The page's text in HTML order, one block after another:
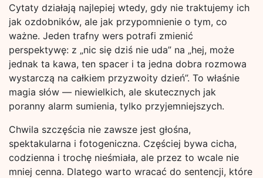
Cytaty działają najlepiej wtedy, gdy nie traktujemy ich
jak ozdobników, ale jak przypomnienie o tym, co
ważne. Jeden trafny wers potrafi zmienić
perspektywę: z „nic się dziś nie uda” na „hej, może
jednak ta kawa, ten spacer i ta jedna dobra rozmowa
wystarczą na całkiem przyzwoity dzień”. To właśnie
magia słów — niewielkich, ale skutecznych jak
poranny alarm sumienia, tylko przyjemniejszych.
Chwila szczęścia nie zawsze jest głośna,
spektakularna i fotogeniczna. Częściej bywa cicha,
codzienna i trochę nieśmiała, ale przez to wcale nie
mniej cenna. Dlatego warto wracać do sentencji, które